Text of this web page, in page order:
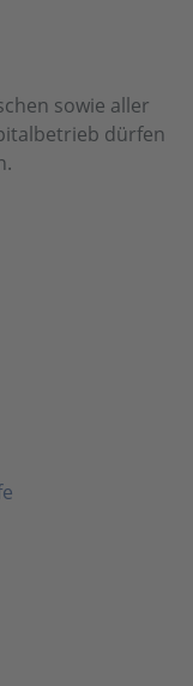
sowie aller
dürfen